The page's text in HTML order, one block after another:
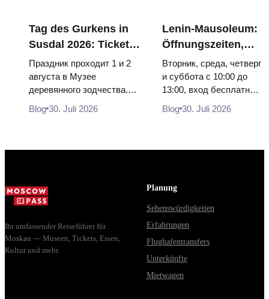
Tag des Gurkens in
Susdal 2026: Tickets,
Termine und wie man
von Moskau aus
anreist
Праздник проходит 1 и 2
августа в Музее
деревянного зодчества.
доехать из Москвы через
Blog 30. Juli 2026
Lenin-Mausoleum:
Öffnungszeiten,
Eintritt und die
Hauptverwechslung
mit dem Kreml
Вторник, среда, четверг
и суббота с 10:00 до
13:00, вход бесплатный.
расходятся в днях, чем
Blog 30. Juli 2026
Ihr umfassender Reiseführer für
Moskau — Museen, Tickets, Essen,
Kultur und mehr.
Planung
Sehenswürdigkeiten
Erfahrungen
Flughafentransfers
Unterkünfte
Mietwagen